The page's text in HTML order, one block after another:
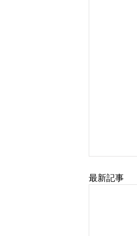
最新記事